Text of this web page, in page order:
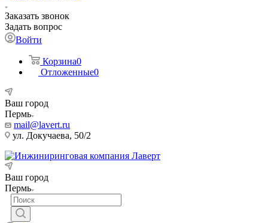
Заказать звонок
Задать вопрос
Войти
Корзина0
Отложенные0
Ваш город
Пермь
mail@lavert.ru
ул. Докучаева, 50/2
Ваш город
Пермь